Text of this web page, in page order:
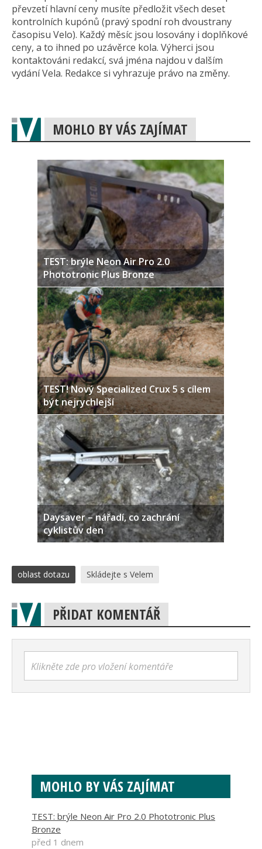
převzetí hlavní ceny musíte předložit všech deset
kontrolních kupónů (pravý spodní roh dvoustrany
časopisu Velo). Každý měsíc jsou losovány i doplňkové
ceny, a to ihned po uzávěrce kola. Výherci jsou
kontaktováni redakcí, svá jména najdou v dalším
vydání Vela. Redakce si vyhrazuje právo na změny.
MOHLO BY VÁS ZAJÍMAT
TEST: brýle Neon Air Pro 2.0
Phototronic Plus Bronze
TEST! Nový Specialized Crux 5 s cílem
být nejrychlejší
Daysaver – nářadí, co zachrání
cyklistův den
oblast dotazu Skládejte s Velem
PŘIDAT KOMENTÁŘ
Klikněte zde pro vložení komentáře
MOHLO BY VÁS ZAJÍMAT
TEST: brýle Neon Air Pro 2.0 Phototronic Plus
Bronze
před 1 dnem